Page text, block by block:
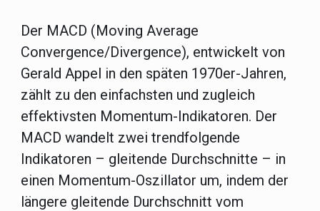
Der MACD (Moving Average
Convergence/Divergence), entwickelt von
Gerald Appel in den späten 1970er-Jahren,
zählt zu den einfachsten und zugleich
effektivsten Momentum-Indikatoren. Der
MACD wandelt zwei trendfolgende
Indikatoren – gleitende Durchschnitte – in
einen Momentum-Oszillator um, indem der
längere gleitende Durchschnitt vom